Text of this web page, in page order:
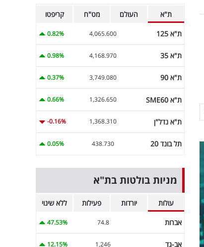
ת"א העולם מט"ח קריפטו
ת"א 125 4,065.600
0.82%
ת"א 35 4,168.970
0.98%
ת"א 90 3,749.080
0.37%
ת"א SME60 1,326.650
0.66%
ת"א נדל"ן 1,368.310
-0.16%
תל בונד 20 438.730
0.05%
מניות בולטות בת"א
עולות יורדות פעילות ללא שינוי
אברות 74.8
47.53%
אב-גד 1,246
12.15%